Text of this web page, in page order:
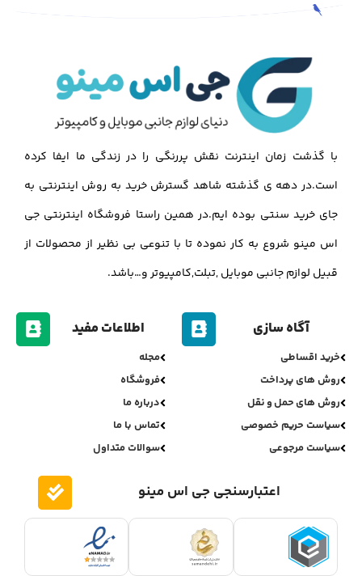
با گذشت زمان اینترنت نقش پررنگی را در زندگی ما ایفا کرده
است.در دهه ی گذشته شاهد گسترش خرید به روش اینترنتی به
جای خرید سنتی بوده ایم.در همین راستا فروشگاه اینترنتی جی
اس مینو شروع به کار نموده تا با تنوعی بی نظیر از محصولات از
قبیل لوازم جانبی موبایل ,تبلت,کامپیوتر و…باشد.
آگاه سازی
خرید اقساطی
روش های پرداخت
روش های حمل و نقل
سیاست حریم خصوصی
سیاست مرجوعی
اطلاعات مفید
مجله
فروشگاه
درباره ما
تماس با ما
سوالات متداول
اعتبارسنجی جی اس مینو